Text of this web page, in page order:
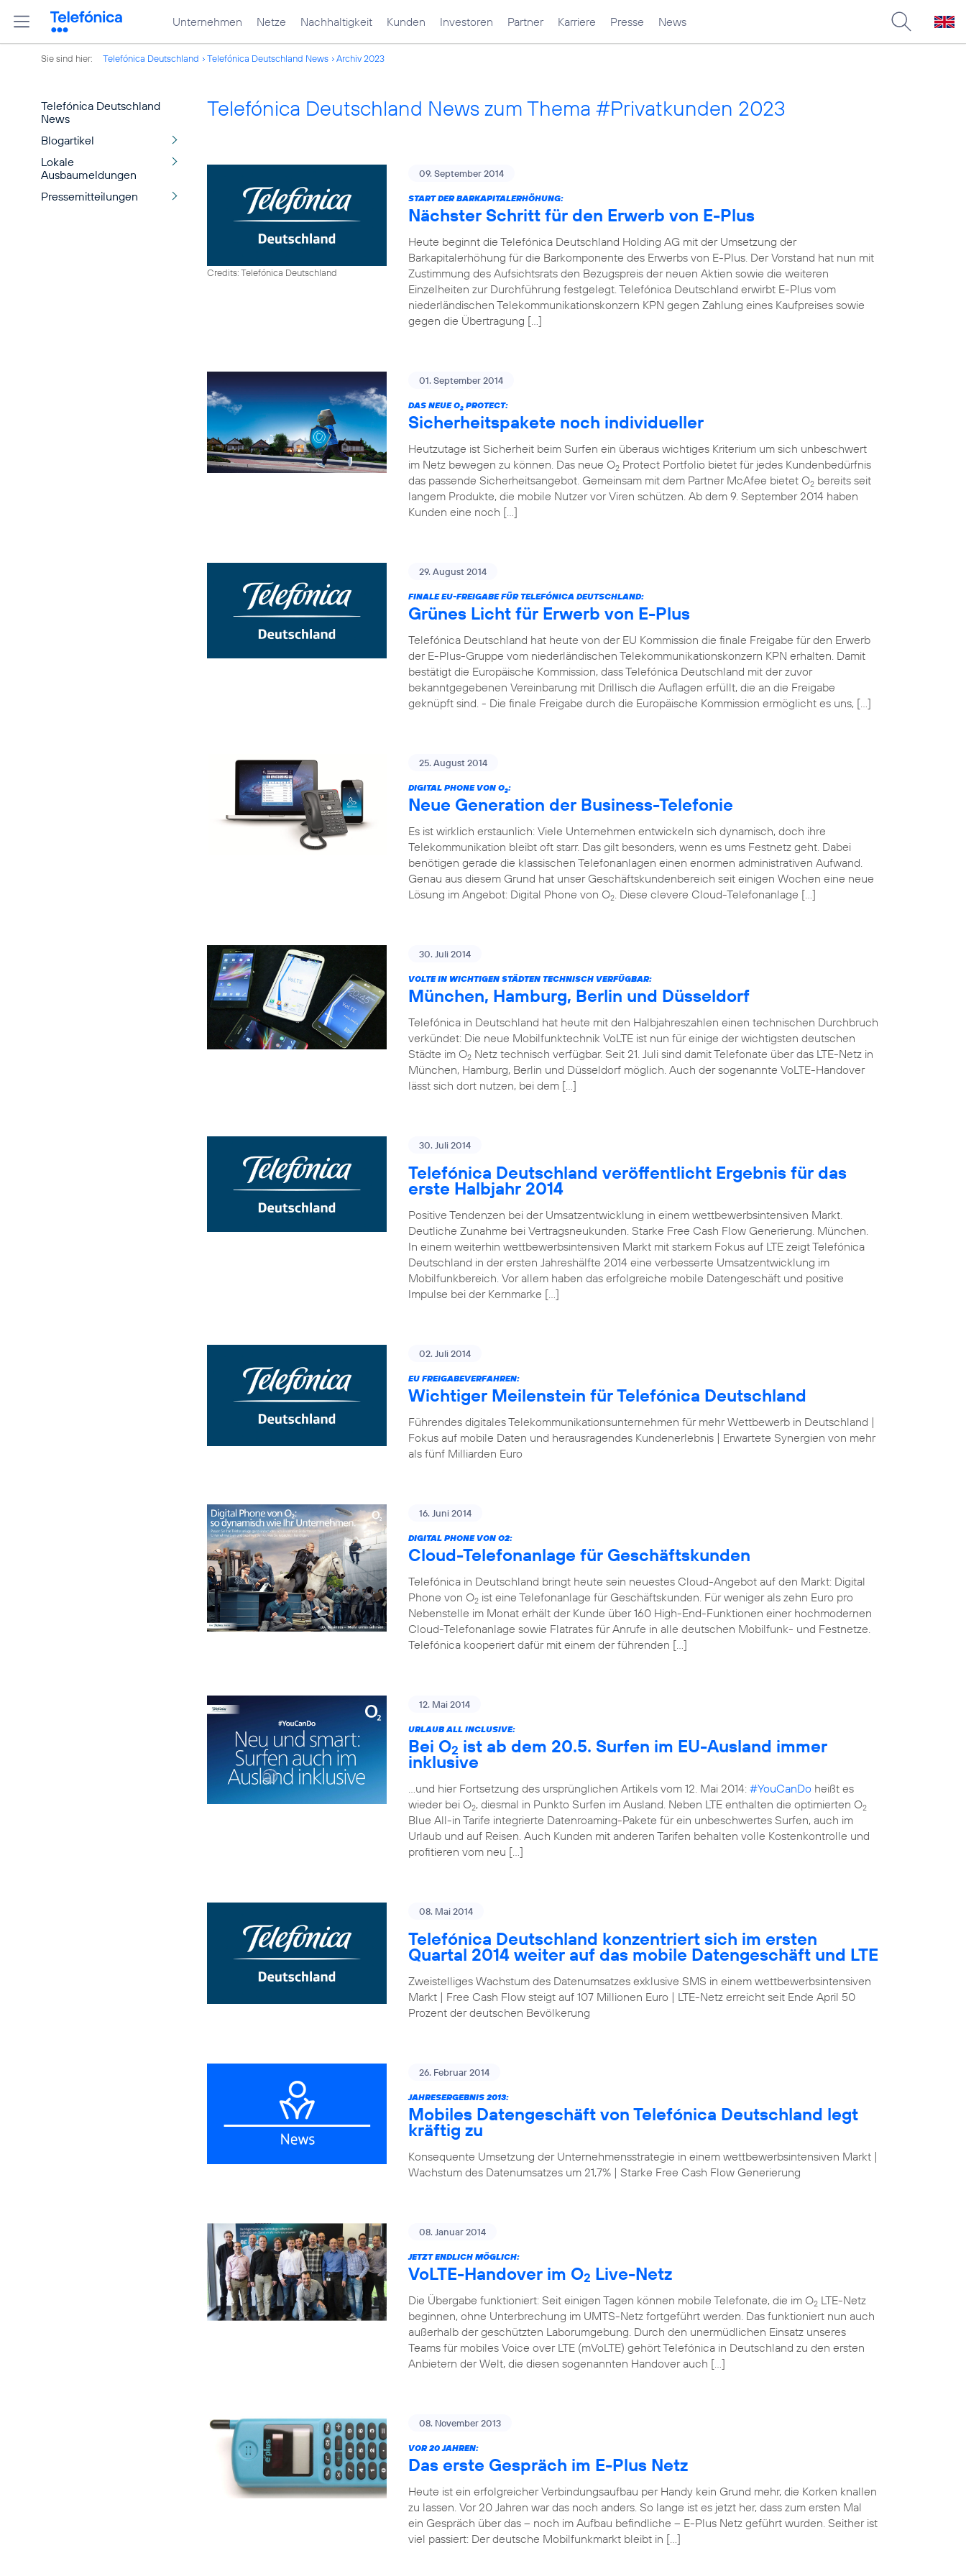
Unternehmen Netze Nachhaltigkeit Kunden Investoren Partner Karriere Presse News
Sie sind hier: Telefónica Deutschland Telefónica Deutschland News Archiv 2023
Telefónica Deutschland
News
Blogartikel
Lokale
Ausbaumeldungen
Pressemitteilungen
Telefónica Deutschland News zum Thema #Privatkunden 2023
Credits: Telefónica Deutschland
09. September 2014
START DER BARKAPITALERHÖHUNG:
Nächster Schritt für den Erwerb von E-Plus
Heute beginnt die Telefónica Deutschland Holding AG mit der Umsetzung der
Barkapitalerhöhung für die Barkomponente des Erwerbs von E-Plus. Der Vorstand hat nun mit
Zustimmung des Aufsichtsrats den Bezugspreis der neuen Aktien sowie die weiteren
Einzelheiten zur Durchführung festgelegt. Telefónica Deutschland erwirbt E-Plus vom
niederländischen Telekommunikationskonzern KPN gegen Zahlung eines Kaufpreises sowie
gegen die Übertragung […]
01. September 2014
DAS NEUE O2 PROTECT:
Sicherheitspakete noch individueller
Heutzutage ist Sicherheit beim Surfen ein überaus wichtiges Kriterium um sich unbeschwert
im Netz bewegen zu können. Das neue O2 Protect Portfolio bietet für jedes Kundenbedürfnis
das passende Sicherheitsangebot. Gemeinsam mit dem Partner McAfee bietet O2 bereits seit
langem Produkte, die mobile Nutzer vor Viren schützen. Ab dem 9. September 2014 haben
Kunden eine noch […]
29. August 2014
FINALE EU-FREIGABE FÜR TELEFÓNICA DEUTSCHLAND:
Grünes Licht für Erwerb von E-Plus
Telefónica Deutschland hat heute von der EU Kommission die finale Freigabe für den Erwerb
der E-Plus-Gruppe vom niederländischen Telekommunikationskonzern KPN erhalten. Damit
bestätigt die Europäische Kommission, dass Telefónica Deutschland mit der zuvor
bekanntgegebenen Vereinbarung mit Drillisch die Auflagen erfüllt, die an die Freigabe
geknüpft sind. - Die finale Freigabe durch die Europäische Kommission ermöglicht es uns, […]
25. August 2014
DIGITAL PHONE VON O2:
Neue Generation der Business-Telefonie
Es ist wirklich erstaunlich: Viele Unternehmen entwickeln sich dynamisch, doch ihre
Telekommunikation bleibt oft starr. Das gilt besonders, wenn es ums Festnetz geht. Dabei
benötigen gerade die klassischen Telefonanlagen einen enormen administrativen Aufwand.
Genau aus diesem Grund hat unser Geschäftskundenbereich seit einigen Wochen eine neue
Lösung im Angebot: Digital Phone von O2. Diese clevere Cloud-Telefonanlage […]
30. Juli 2014
VOLTE IN WICHTIGEN STÄDTEN TECHNISCH VERFÜGBAR:
München, Hamburg, Berlin und Düsseldorf
Telefónica in Deutschland hat heute mit den Halbjahreszahlen einen technischen Durchbruch
verkündet: Die neue Mobilfunktechnik VoLTE ist nun für einige der wichtigsten deutschen
Städte im O2 Netz technisch verfügbar. Seit 21. Juli sind damit Telefonate über das LTE-Netz in
München, Hamburg, Berlin und Düsseldorf möglich. Auch der sogenannte VoLTE-Handover
lässt sich dort nutzen, bei dem […]
30. Juli 2014
Telefónica Deutschland veröffentlicht Ergebnis für das
erste Halbjahr 2014
Positive Tendenzen bei der Umsatzentwicklung in einem wettbewerbsintensiven Markt.
Deutliche Zunahme bei Vertragsneukunden. Starke Free Cash Flow Generierung. München.
In einem weiterhin wettbewerbsintensiven Markt mit starkem Fokus auf LTE zeigt Telefónica
Deutschland in der ersten Jahreshälfte 2014 eine verbesserte Umsatzentwicklung im
Mobilfunkbereich. Vor allem haben das erfolgreiche mobile Datengeschäft und positive
Impulse bei der Kernmarke […]
02. Juli 2014
EU FREIGABEVERFAHREN:
Wichtiger Meilenstein für Telefónica Deutschland
Führendes digitales Telekommunikationsunternehmen für mehr Wettbewerb in Deutschland |
Fokus auf mobile Daten und herausragendes Kundenerlebnis | Erwartete Synergien von mehr
als fünf Milliarden Euro
16. Juni 2014
DIGITAL PHONE VON O2:
Cloud-Telefonanlage für Geschäftskunden
Telefónica in Deutschland bringt heute sein neuestes Cloud-Angebot auf den Markt: Digital
Phone von O2 ist eine Telefonanlage für Geschäftskunden. Für weniger als zehn Euro pro
Nebenstelle im Monat erhält der Kunde über 160 High-End-Funktionen einer hochmodernen
Cloud-Telefonanlage sowie Flatrates für Anrufe in alle deutschen Mobilfunk- und Festnetze.
Telefónica kooperiert dafür mit einem der führenden […]
12. Mai 2014
URLAUB ALL INCLUSIVE:
Bei O2 ist ab dem 20.5. Surfen im EU-Ausland immer
inklusive
…und hier Fortsetzung des ursprünglichen Artikels vom 12. Mai 2014: #YouCanDo heißt es
wieder bei O2, diesmal in Punkto Surfen im Ausland. Neben LTE enthalten die optimierten O2
Blue All-in Tarife integrierte Datenroaming-Pakete für ein unbeschwertes Surfen, auch im
Urlaub und auf Reisen. Auch Kunden mit anderen Tarifen behalten volle Kostenkontrolle und
profitieren vom neu […]
08. Mai 2014
Telefónica Deutschland konzentriert sich im ersten
Quartal 2014 weiter auf das mobile Datengeschäft und LTE
Zweistelliges Wachstum des Datenumsatzes exklusive SMS in einem wettbewerbsintensiven
Markt | Free Cash Flow steigt auf 107 Millionen Euro | LTE-Netz erreicht seit Ende April 50
Prozent der deutschen Bevölkerung
26. Februar 2014
JAHRESERGEBNIS 2013:
Mobiles Datengeschäft von Telefónica Deutschland legt
kräftig zu
Konsequente Umsetzung der Unternehmensstrategie in einem wettbewerbsintensiven Markt |
Wachstum des Datenumsatzes um 21,7% | Starke Free Cash Flow Generierung
08. Januar 2014
JETZT ENDLICH MÖGLICH:
VoLTE-Handover im O2 Live-Netz
Die Übergabe funktioniert: Seit einigen Tagen können mobile Telefonate, die im O2 LTE-Netz
beginnen, ohne Unterbrechung im UMTS-Netz fortgeführt werden. Das funktioniert nun auch
außerhalb der geschützten Laborumgebung. Durch den unermüdlichen Einsatz unseres
Teams für mobiles Voice over LTE (mVoLTE) gehört Telefónica in Deutschland zu den ersten
Anbietern der Welt, die diesen sogenannten Handover auch […]
08. November 2013
VOR 20 JAHREN:
Das erste Gespräch im E-Plus Netz
Heute ist ein erfolgreicher Verbindungsaufbau per Handy kein Grund mehr, die Korken knallen
zu lassen. Vor 20 Jahren war das noch anders. So lange ist es jetzt her, dass zum ersten Mal
ein Gespräch über das – noch im Aufbau befindliche – E-Plus Netz geführt wurden. Seither ist
viel passiert: Der deutsche Mobilfunkmarkt bleibt in […]